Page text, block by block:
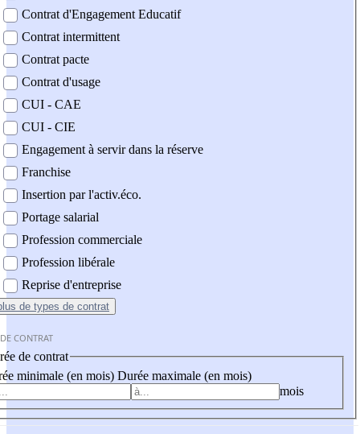
Contrat d'Engagement Educatif
Contrat intermittent
Contrat pacte
Contrat d'usage
CUI - CAE
CUI - CIE
Engagement à servir dans la réserve
Franchise
Insertion par l'activ.éco.
Portage salarial
Profession commerciale
Profession libérale
Reprise d'entreprise
de types de contrat
CONTRAT
de contrat
minimale (en mois) Durée maximale (en mois)
mois